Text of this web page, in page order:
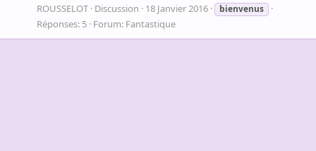
ROUSSELOT Discussion 18 Janvier 2016 bienvenus
Réponses: 5 Forum: Fantastique